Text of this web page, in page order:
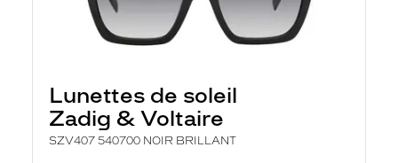
Lunettes de soleil
Zadig & Voltaire
SZV407 540700 NOIR BRILLANT